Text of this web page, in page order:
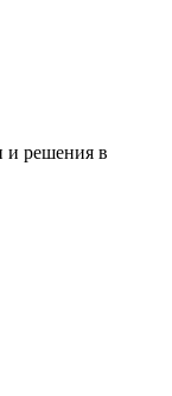
и решения в